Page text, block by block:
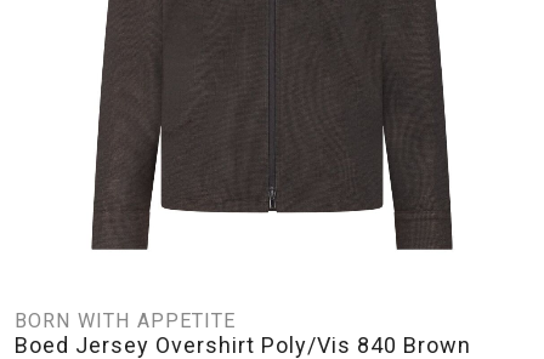
BORN WITH APPETITE
Boed Jersey Overshirt Poly/Vis 840 Brown